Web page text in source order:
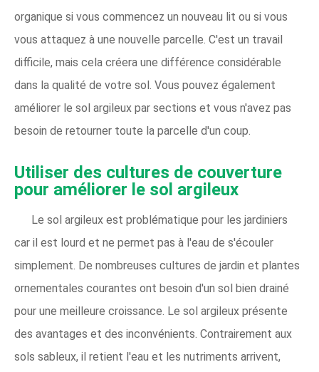
organique si vous commencez un nouveau lit ou si vous
vous attaquez à une nouvelle parcelle. C'est un travail
difficile, mais cela créera une différence considérable
dans la qualité de votre sol. Vous pouvez également
améliorer le sol argileux par sections et vous n'avez pas
besoin de retourner toute la parcelle d'un coup.
Utiliser des cultures de couverture
pour améliorer le sol argileux
Le sol argileux est problématique pour les jardiniers
car il est lourd et ne permet pas à l'eau de s'écouler
simplement. De nombreuses cultures de jardin et plantes
ornementales courantes ont besoin d'un sol bien drainé
pour une meilleure croissance. Le sol argileux présente
des avantages et des inconvénients. Contrairement aux
sols sableux, il retient l'eau et les nutriments arrivent,